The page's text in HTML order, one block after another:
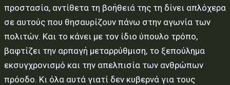
προστασία, αντίθετα τη βοήθειά της τη δίνει απλόχερα
σε αυτούς που θησαυρίζουν πάνω στην αγωνία των
πολιτών. Και το κάνει µε τον ίδιο ύπουλο τρόπο,
βαφτίζει την αρπαγή µεταρρύθµιση, το ξεπούληµα
εκσυγχρονισµό και την απελπισία των ανθρώπων
πρόοδο. Κι όλα αυτά γιατί δεν κυβερνά για τους